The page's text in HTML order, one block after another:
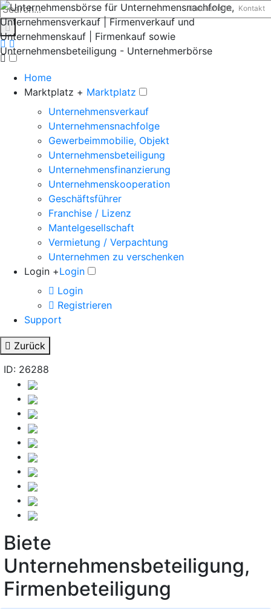
Datenschutz Kontakt
Home
Marktplatz + Marktplatz
Unternehmensverkauf
Unternehmensnachfolge
Gewerbeimmobilie, Objekt
Unternehmensbeteiligung
Unternehmensfinanzierung
Unternehmenskooperation
Geschäftsführer
Franchise / Lizenz
Mantelgesellschaft
Vermietung / Verpachtung
Unternehmen zu verschenken
Login +Login
Login
Registrieren
Support
Zurück
ID: 26288
Biete
Unternehmensbeteiligung,
Firmenbeteiligung